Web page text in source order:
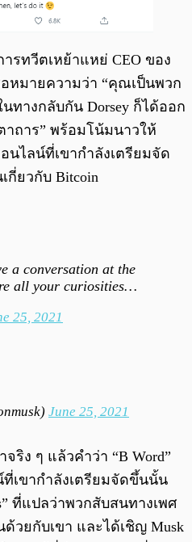
รทวีตเหย้าแหย่ CEO ของ
อหมายความว่า “คุณเป็นพวก
ทางกลับกัน Dorsey ก็ได้ออก
าถาร” พร้อมโน้มนาวให้
นไลน์ที่เขากำลังเตรียมจัด
กี่ยวกับ Bitcoin
a conversation at the
all your curiosities…
25, 2021
June 25, 2021
จริง ๆ แล้วคำว่า “B Word”
เขากำลังเตรียมจัดขึ้นนั้น
ที่แปลว่าพวกสับสนทางเพศ
ด้วยกับเขา และได้เชิญ Musk